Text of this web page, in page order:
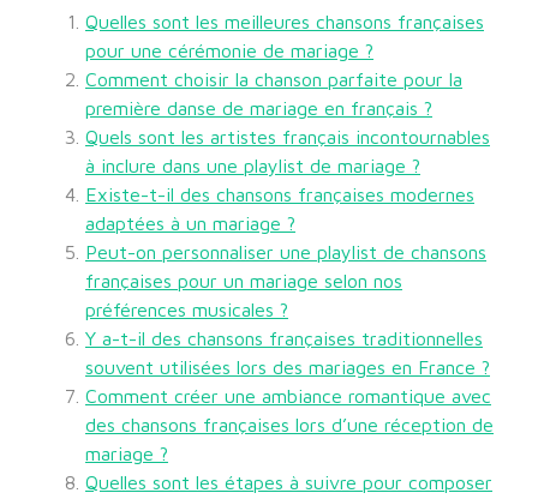
Quelles sont les meilleures chansons françaises
pour une cérémonie de mariage ?
Comment choisir la chanson parfaite pour la
première danse de mariage en français ?
Quels sont les artistes français incontournables
à inclure dans une playlist de mariage ?
Existe-t-il des chansons françaises modernes
adaptées à un mariage ?
Peut-on personnaliser une playlist de chansons
françaises pour un mariage selon nos
préférences musicales ?
Y a-t-il des chansons françaises traditionnelles
souvent utilisées lors des mariages en France ?
Comment créer une ambiance romantique avec
des chansons françaises lors d’une réception de
mariage ?
Quelles sont les étapes à suivre pour composer